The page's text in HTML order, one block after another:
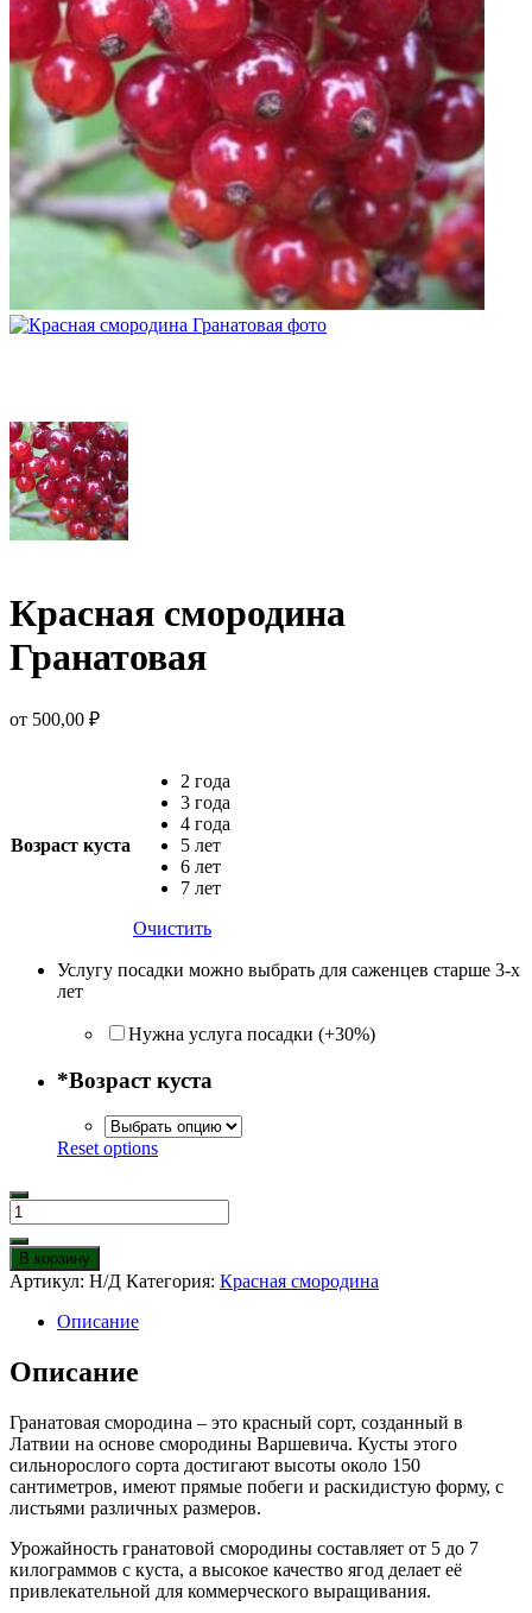
Красная смородина
Гранатовая
от 500,00 ₽
Возраст куста
2 года
3 года
4 года
5 лет
6 лет
7 лет
Очистить
Услугу посадки можно выбрать для саженцев старше 3-х
лет
Нужна услуга посадки (+30%)
*Возраст куста
Reset options
Количество
товара
Красная
смородина
Гранатовая
В корзину
Артикул: Н/Д Категория: Красная смородина
Описание
Описание
Гранатовая смородина – это красный сорт, созданный в
Латвии на основе смородины Варшевича. Кусты этого
сильнорослого сорта достигают высоты около 150
сантиметров, имеют прямые побеги и раскидистую форму, с
листьями различных размеров.
Урожайность гранатовой смородины составляет от 5 до 7
килограммов с куста, а высокое качество ягод делает её
привлекательной для коммерческого выращивания.